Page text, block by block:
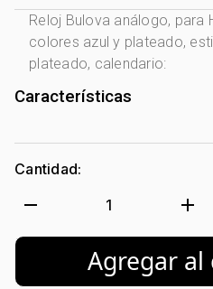
Reloj Bulova análogo, para
colores azul y plateado,
plateado, calendario:
Características
Marca: Bulova
Género:
Forma de caja:
Movimiento:
Tipo de cristal: Mineral
Color del tablero: Azul +
Color del Pulso:
Plateado
Cantidad:
remove 1 add
Agregar